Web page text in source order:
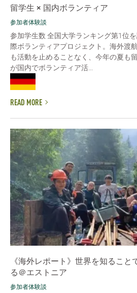
留学生 × 国内ボランティア
参加者体験談
参加学生数 全国大学ランキング第1位
際ボランティアプロジェクト。海外渡
も活動を止めることなく、今年の夏も
が国内でボランティア活...
READ MORE
《海外レポート》世界を知るこ
る＠エストニア
参加者体験談